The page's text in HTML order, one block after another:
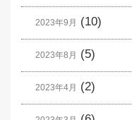
2023年9月 (10)
2023年8月 (5)
2023年4月 (2)